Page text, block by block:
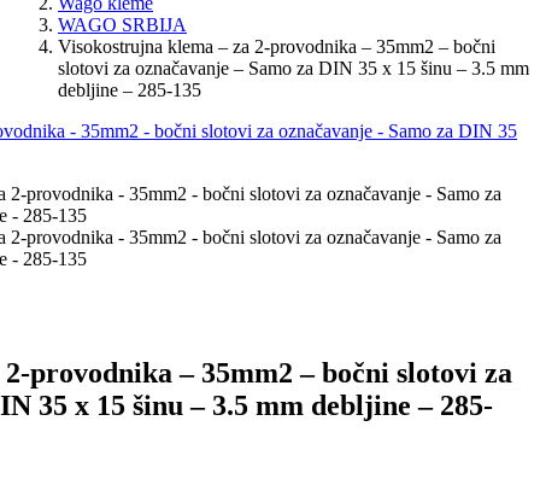
WAGO SRBIJA
Visokostrujna klema – za 2-provodnika – 35mm2 – bočni
slotovi za označavanje – Samo za DIN 35 x 15 šinu – 3.5 mm
debljine – 285-135
provodnika – 35mm2 – bočni slotovi za
35 x 15 šinu – 3.5 mm debljine – 285-